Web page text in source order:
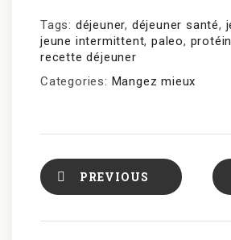
Tags: déjeuner, déjeuner santé,
jeune intermittent,paleo,
recette déjeuner
Categories: Mangez mieux
PREVIOUS